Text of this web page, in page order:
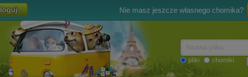
Nie masz jeszcze własnego chomika?
pliki chomiki